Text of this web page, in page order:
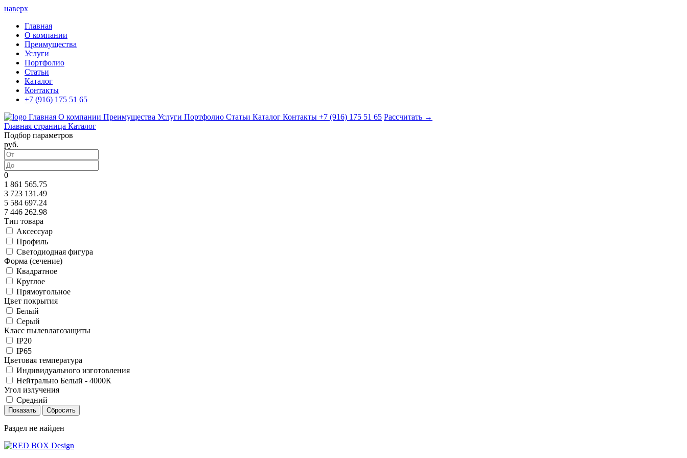
наверх
Главная
О компании
Преимущества
Услуги
Портфолио
Статьи
Каталог
Контакты
+7 (916) 175 51 65
Главная О компании Преимущества Услуги Портфолио Статьи Каталог Контакты +7 (916) 175 51 65 Рассчитать →
Главная страница Каталог
Подбор параметров
руб.
0
1 861 565.75
3 723 131.49
5 584 697.24
7 446 262.98
Тип товара
Аксессуар
Профиль
Светодиодная фигура
Форма (сечение)
Квадратное
Круглое
Прямоугольное
Цвет покрытия
Белый
Серый
Класс пылевлагозащиты
IP20
IP65
Цветовая температура
Индивидуального изготовления
Нейтрально Белый - 4000К
Угол излучения
Средний
Раздел не найден